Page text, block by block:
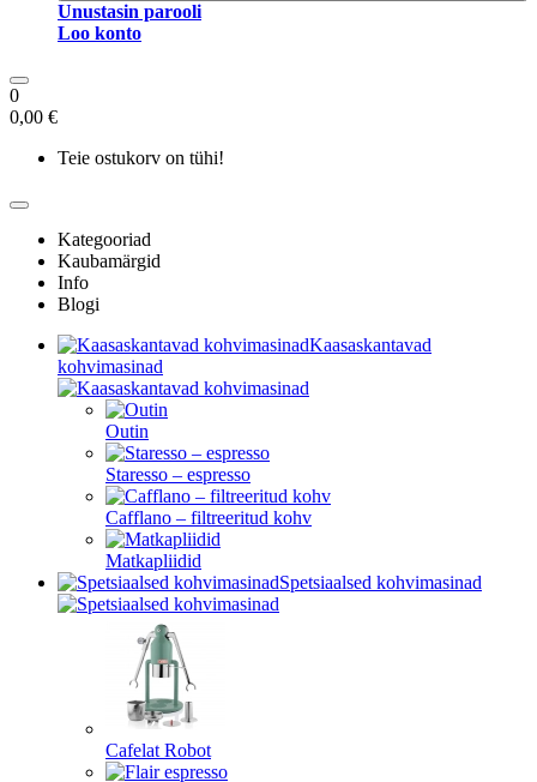
Unustasin parooli
Loo konto
0
0,00 €
Teie ostukorv on tühi!
Kategooriad
Kaubamärgid
Info
Blogi
Kaasaskantavad
kohvimasinad
Outin
Staresso – espresso
Cafflano – filtreeritud kohv
Matkapliidid
Spetsiaalsed kohvimasinad
Cafelat Robot